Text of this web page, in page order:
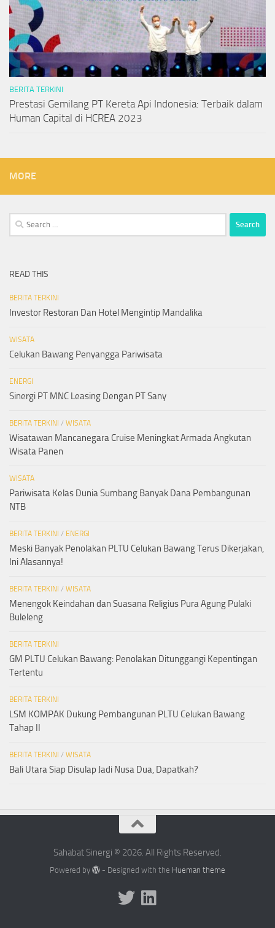
BERITA TERKINI
Prestasi Gemilang PT Kereta Api Indonesia: Terbaik dalam
Human Capital di HCREA 2023
MORE
Search
for:
READ THIS
BERITA TERKINI
Investor Restoran Dan Hotel Mengintip Mandalika
WISATA
Celukan Bawang Penyangga Pariwisata
ENERGI
Sinergi PT MNC Leasing Dengan PT Sany
BERITA TERKINI / WISATA
Wisatawan Mancanegara Cruise Meningkat Armada Angkutan
Wisata Panen
WISATA
Pariwisata Kelas Dunia Sumbang Banyak Dana Pembangunan
NTB
BERITA TERKINI / ENERGI
Meski Banyak Penolakan PLTU Celukan Bawang Terus Dikerjakan,
Ini Alasannya!
BERITA TERKINI / WISATA
Menengok Keindahan dan Suasana Religius Pura Agung Pulaki
Buleleng
BERITA TERKINI
GM PLTU Celukan Bawang: Penolakan Ditunggangi Kepentingan
Tertentu
BERITA TERKINI
LSM KOMPAK Dukung Pembangunan PLTU Celukan Bawang
Tahap II
BERITA TERKINI / WISATA
Bali Utara Siap Disulap Jadi Nusa Dua, Dapatkah?
Sahabat Sinergi © 2026. All Rights Reserved.
Powered by - Designed with the Hueman theme